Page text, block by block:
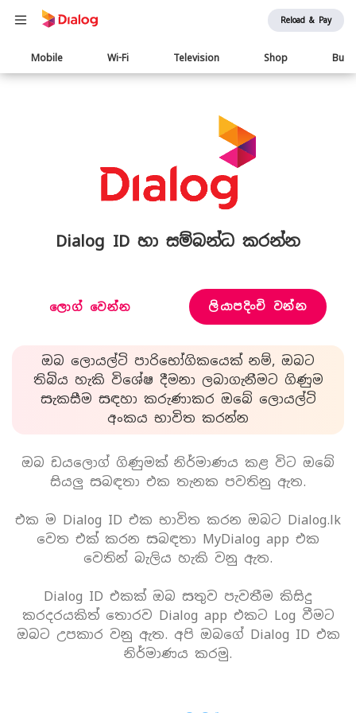
Reload & Pay
Main
navigation
Mobile Wi-Fi Television Shop
Dialog ID හා සම්බන්ධ කරන්න
ලොග් වෙන්න ලියාපදිංචි වන්න
ඔබ ලොයල්ටි පාරිභෝගිකයෙක් නම්, ඔබට
තිබිය හැකි විශේෂ දීමනා ලබාගැනීමට ගිණුම
සැකසීම සඳහා කරුණාකර ඔබේ ලොයල්ටි
අංකය භාවිත කරන්න
ඔබ ඩයලොග් ගිණුමක් නිර්මාණය කළ විට ඔබේ
සියලු සබඳතා එක තැනක පවතිනු ඇත.
එක ම Dialog ID එක භාවිත කරන ඔබට Dialog.lk
වෙත එක් කරන සබඳතා MyDialog app එක
වෙතින් බැලිය හැකි වනු ඇත.
Dialog ID එකක් ඔබ සතුව පැවතීම කිසිදු
කරදරයකිත් තොරව Dialog app එකට Log වීමට
ඔබට උපකාර වනු ඇත. අපි ඔබගේ Dialog ID එක
නිර්මාණය කරමු.